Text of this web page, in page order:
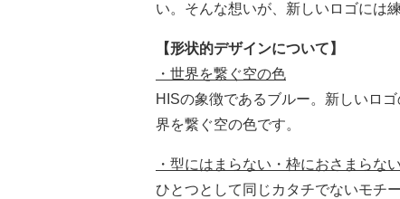
い。そんな想いが、新しいロゴには
【形状的デザインについて】
・世界を繋ぐ空の色
HISの象徴であるブルー。新しいロ
界を繋ぐ空の色です。
・型にはまらない・枠におさまらない
ひとつとして同じカタチでないモチ